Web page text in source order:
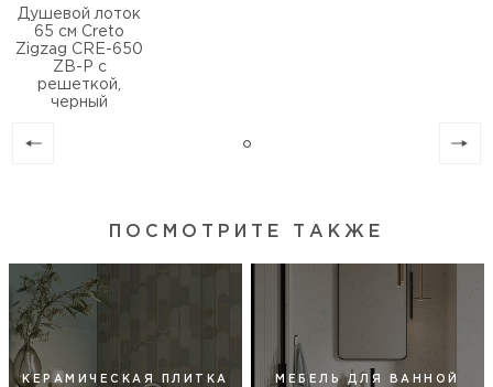
Душевой лоток
65 см Creto
Zigzag CRE-650
ZB-P с
решеткой,
черный
ПОСМОТРИТЕ ТАКЖЕ
КЕРАМИЧЕСКАЯ ПЛИТКА МЕБЕЛЬ ДЛЯ ВАННОЙ